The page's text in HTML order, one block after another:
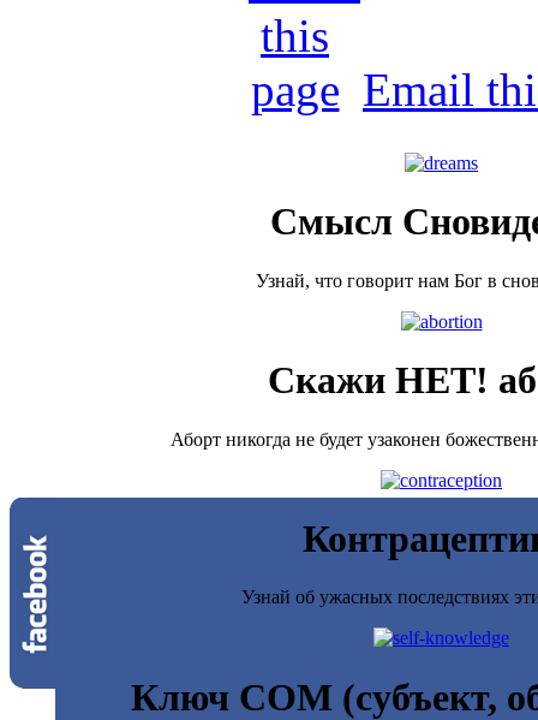
Email
Смысл
Узнай, что говорит нам Бог в
Скажи НЕТ!
Аборт никогда не будет узаконен
Узнай об ужасных последствиях
Ключ СОМ (субъект,